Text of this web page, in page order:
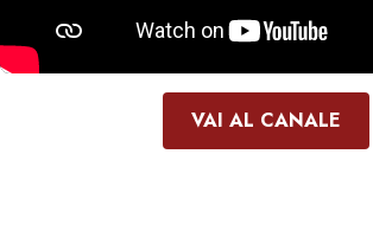
VAI AL CANALE